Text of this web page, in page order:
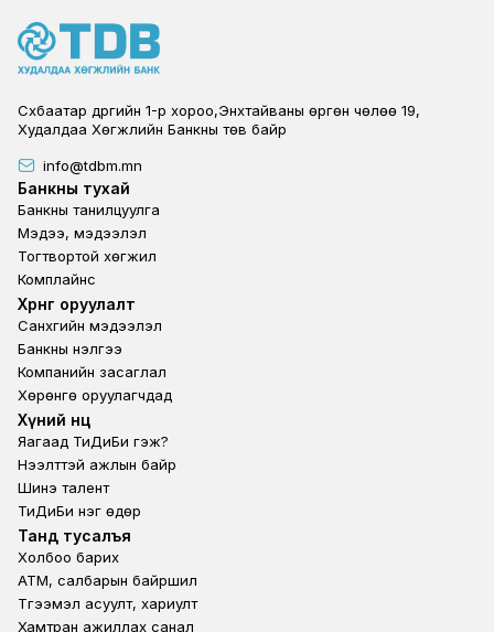
Сүхбаатар дүүргийн 1-р хороо,Энхтайваны өргөн чөлөө 19,
Худалдаа Хөгжлийн Банкны төв байр
info@tdbm.mn
Footer
Банкны тухай
Банкны танилцуулга
Мэдээ, мэдээлэл
Тогтвортой хөгжил
Комплайнс
Footer third
Хөрөнгө оруулалт
Санхүүгийн мэдээлэл
Банкны үнэлгээ
Компанийн засаглал
Хөрөнгө оруулагчдад
Footer second
Хүний нөөц
Яагаад ТиДиБи гэж?
Нээлттэй ажлын байр
Шинэ талент
ТиДиБи нэг өдөр
Footer fourth
Танд тусалъя
Холбоо барих
ATM, салбарын байршил
Түгээмэл асуулт, хариулт
Хамтран ажиллах санал